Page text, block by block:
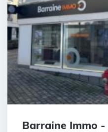
Barraine Immo